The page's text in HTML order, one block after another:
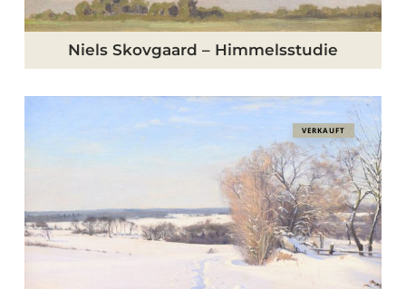
Niels Skovgaard – Himmelsstudie
Sigvard
Spuren
im
Schnee
VERKAUFT